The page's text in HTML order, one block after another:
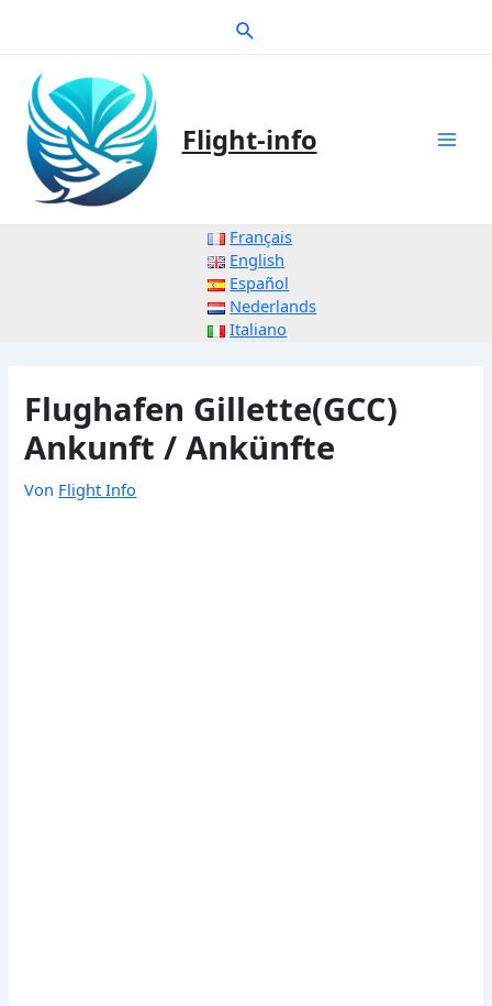
Suche
Flight-info
Français
English
Español
Nederlands
Italiano
Flughafen Gillette(GCC)
Ankunft / Ankünfte
Von Flight Info